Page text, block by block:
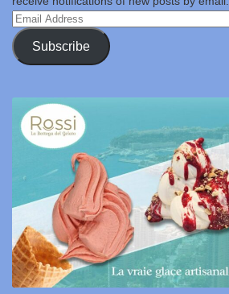
Email
Address
Subscribe